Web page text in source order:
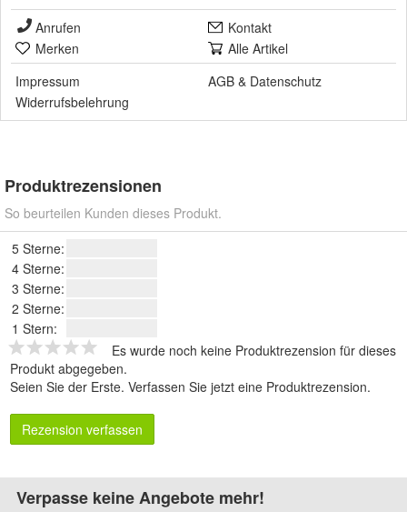
Anrufen
Kontakt
Merken
Alle Artikel
Impressum
AGB & Datenschutz
Widerrufsbelehrung
Produktrezensionen
So beurteilen Kunden dieses Produkt.
5 Sterne:
4 Sterne:
3 Sterne:
2 Sterne:
1 Stern:
Es wurde noch keine Produktrezension für dieses
Produkt abgegeben.
Seien Sie der Erste. Verfassen Sie jetzt eine Produktrezension.
Rezension verfassen
Verpasse keine Angebote mehr!